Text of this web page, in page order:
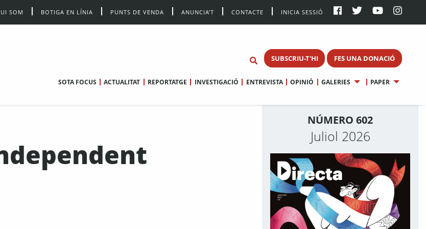
SOM BOTIGA EN LÍNIA PUNTS DE VENDA ANUNCIA’T CONTACTE INICIA SESSIÓ
SUBSCRIU-T'HI FES UNA DONACIÓ
SOTA FOCUS ACTUALITAT REPORTATGE INVESTIGACIÓ ENTREVISTA OPINIÓ GALERIES PAPER
NÚMERO 602
Juliol 2026